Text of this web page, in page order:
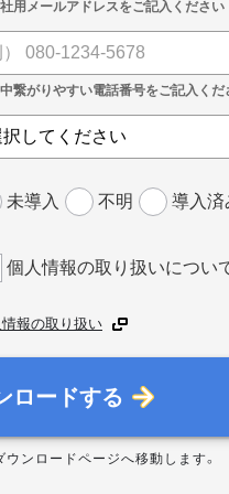
未導入 不明 導入済
個人情報の取り扱いについ
報の取り扱い
ロードする
ウンロードページへ移動します。